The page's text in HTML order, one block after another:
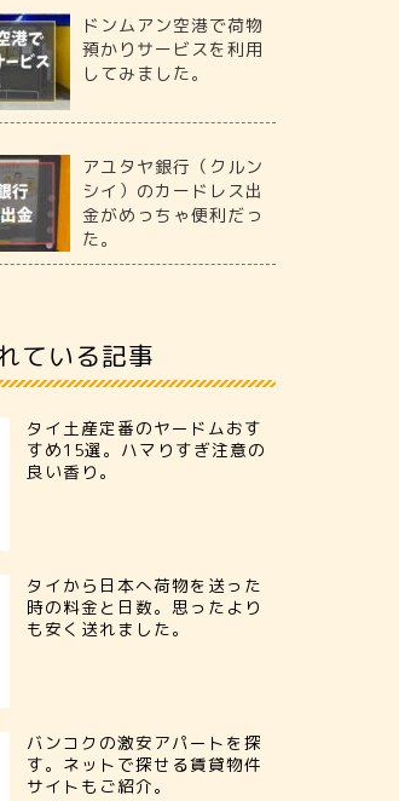
パーヤーンルアン】
絶対行くべき美しい寺
2026年8月1日
タートハリプンチャ
いなしの美しすぎる酉
ドンムアン空港で荷物
預かりサービスを利用
してみました。
アユタヤ銀行（クルン
シイ）のカードレス出
金がめっちゃ便利だっ
た。
ている記事
タイ土産定番のヤードムおす
すめ15選。ハマりすぎ注意の
良い香り。
タイから日本へ荷物を送った
時の料金と日数。思ったより
も安く送れました。
バンコクの激安アパートを探
す。ネットで探せる賃貸物件
サイトもご紹介。